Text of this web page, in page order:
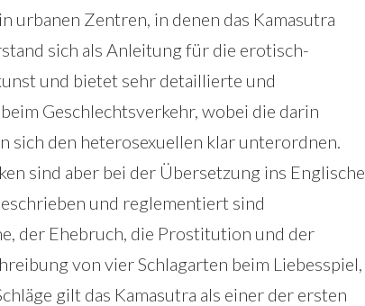
urbanen Zentren, in denen das Kamasutra
sich als Anleitung für die erotisch-
und bietet sehr detaillierte und
Geschlechtsverkehr, wobei die darin
sich den heterosexuellen klar unterordnen.
sind aber bei der Übersetzung ins Englische
und reglementiert sind
der Ehebruch, die Prostitution und der
von vier Schlagarten beim Liebesspiel,
gilt das Kamasutra als einer der ersten